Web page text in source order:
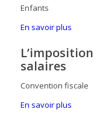
Enfants
En savoir plus
salaires
Convention fiscale
En savoir plus